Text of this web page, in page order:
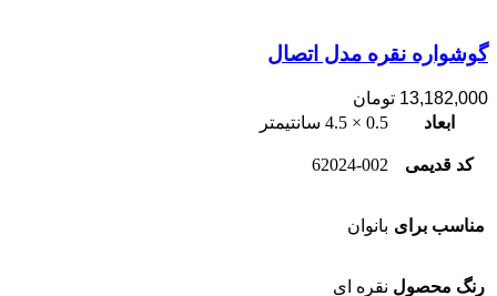
گوشواره نقره مدل اتصال
13,182,000 تومان
ابعاد
0.5 × 4.5 سانتیمتر
کد قدیمی 62024-002
مناسب برای بانوان
رنگ محصول نقره ای